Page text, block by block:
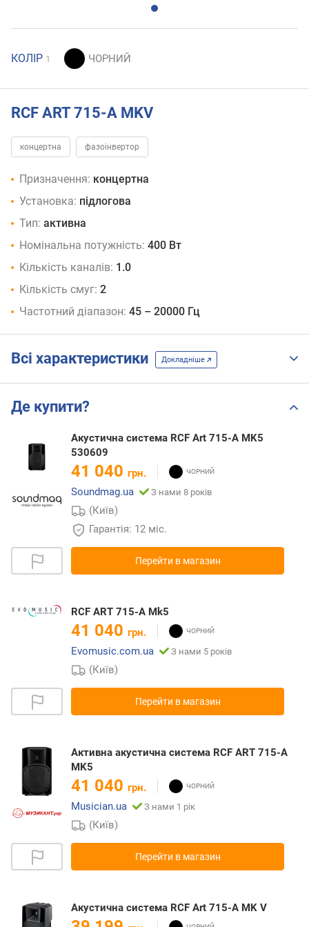
КОЛІР 1
RCF ART 715-A MKV
концертна фазоінвертор
Призначення: концертна
Установка: підлогова
Тип: активна
Номінальна потужність: 400 Вт
Кількість каналів: 1.0
Кількість смуг: 2
Частотний діапазон: 45 – 20000 Гц
Всі характеристики Докладніше
Де купити?
Акустична система RCF Art 715-A MK5
530609
41 040 грн.
Soundmag.ua
З нами 8 років
(Київ)
Гарантія: 12 міс.
Перейти в магазин
RCF ART 715-A Mk5
41 040 грн.
Evomusic.com.ua
З нами 5 років
(Київ)
Перейти в магазин
Активна акустична система RCF ART 715-A
MK5
41 040 грн.
Musician.ua
З нами 1 рік
(Київ)
Перейти в магазин
Акустична система RCF Art 715-A MK V